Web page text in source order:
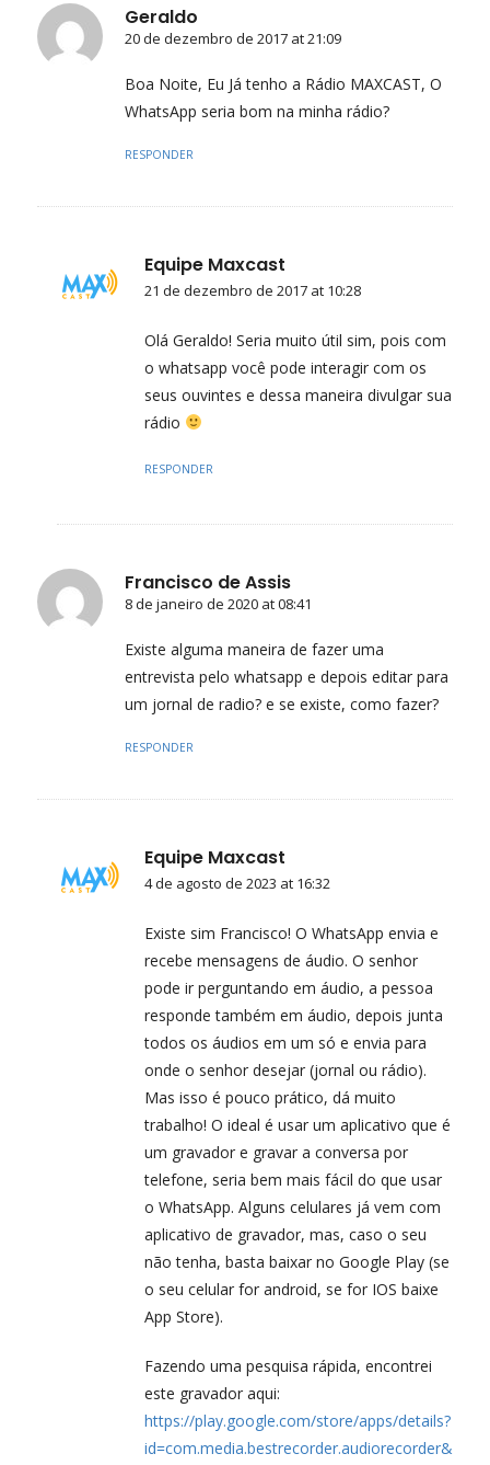
Geraldo
20 de dezembro de 2017 at 21:09
Boa Noite, Eu Já tenho a Rádio MAXCAST, O
WhatsApp seria bom na minha rádio?
RESPONDER
Equipe Maxcast
21 de dezembro de 2017 at 10:28
Olá Geraldo! Seria muito útil sim, pois com
o whatsapp você pode interagir com os
seus ouvintes e dessa maneira divulgar sua
rádio
RESPONDER
Francisco de Assis
8 de janeiro de 2020 at 08:41
Existe alguma maneira de fazer uma
entrevista pelo whatsapp e depois editar para
um jornal de radio? e se existe, como fazer?
RESPONDER
Equipe Maxcast
4 de agosto de 2023 at 16:32
Existe sim Francisco! O WhatsApp envia e
recebe mensagens de áudio. O senhor
pode ir perguntando em áudio, a pessoa
responde também em áudio, depois junta
todos os áudios em um só e envia para
onde o senhor desejar (jornal ou rádio).
Mas isso é pouco prático, dá muito
trabalho! O ideal é usar um aplicativo que é
um gravador e gravar a conversa por
telefone, seria bem mais fácil do que usar
o WhatsApp. Alguns celulares já vem com
aplicativo de gravador, mas, caso o seu
não tenha, basta baixar no Google Play (se
o seu celular for android, se for IOS baixe
App Store).
Fazendo uma pesquisa rápida, encontrei
este gravador aqui:
https://play.google.com/store/apps/details?